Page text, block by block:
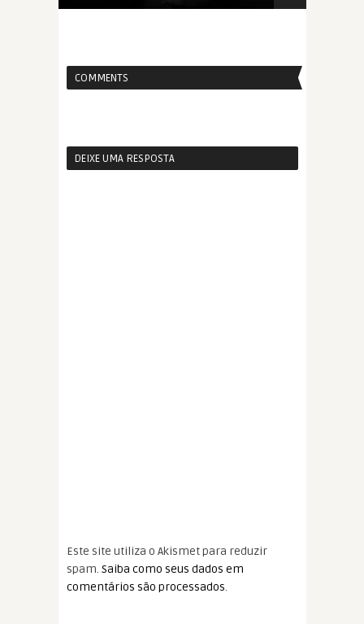
COMMENTS
DEIXE UMA RESPOSTA
Este site utiliza o Akismet para reduzir
spam. Saiba como seus dados em
comentários são processados.